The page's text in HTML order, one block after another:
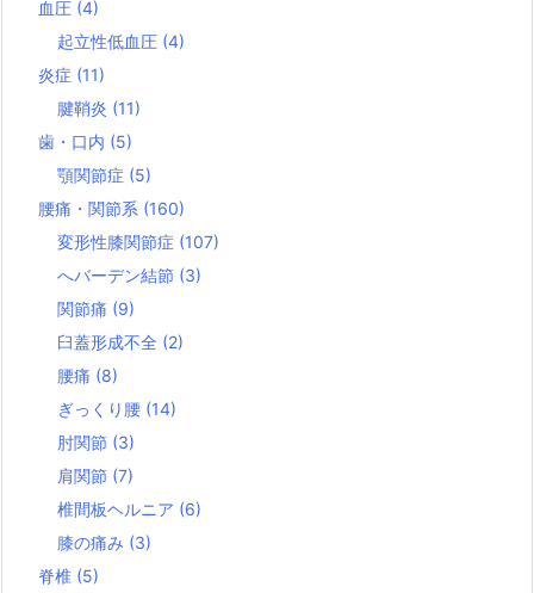
血圧 (4)
起立性低血圧 (4)
炎症 (11)
腱鞘炎 (11)
歯・口内 (5)
顎関節症 (5)
腰痛・関節系 (160)
変形性膝関節症 (107)
へバーデン結節 (3)
関節痛 (9)
臼蓋形成不全 (2)
腰痛 (8)
ぎっくり腰 (14)
肘関節 (3)
肩関節 (7)
椎間板ヘルニア (6)
膝の痛み (3)
脊椎 (5)